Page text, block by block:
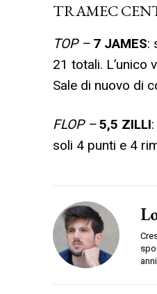
TRAMEC
TOP – 7 JAMES:
21 totali. L’unico
Sale di nuovo di
FLOP – 5,5 ZILLI
soli 4 punti e 4